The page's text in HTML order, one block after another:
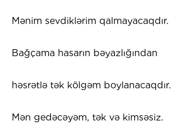
Mənim sevdiklərim qalmayacaqdır.
Bağçama hasarın bəyazlığından
həsrətlə tək kölgəm boylanacaqdır.
Mən gedəcəyəm, tək və kimsəsiz.